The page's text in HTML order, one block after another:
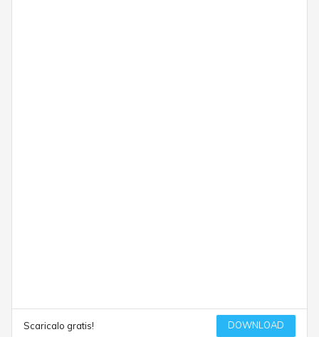
Scaricalo gratis! DOWNLOAD